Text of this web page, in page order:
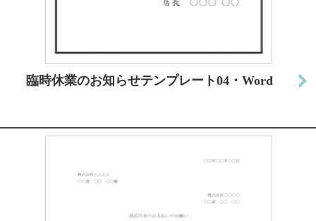
臨時休業のお知らせテンプレート04・Word